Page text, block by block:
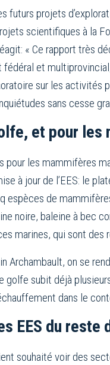
futurs projets
scientifiques à la
« Ce rapport très
fédéral et
sur les activités
sans cesse
et pour les
les mammifères
à jour de l’EES: le
espèces de
noire, baleine à
marines, qui sont
Archambault, on se
golfe subit déjà
dans le
EES du reste
souhaité voir des